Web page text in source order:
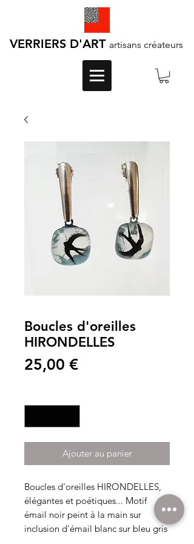
VERRIERS D'ART artisans créateurs
Boucles d'oreilles
HIRONDELLES
25,00 €Prix
Ajouter au panier
Boucles d'oreilles HIRONDELLES,
élégantes et poétiques... Motif
émail noir peint à la main sur
inclusion d'émail blanc sur bleu gris